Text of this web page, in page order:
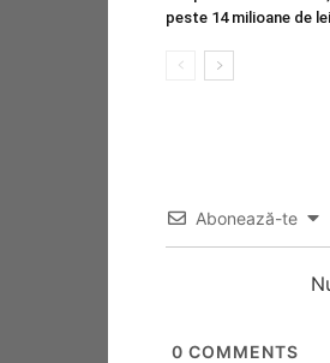
peste 14 milioane de lei
Abonează-te
0 COMMENTS